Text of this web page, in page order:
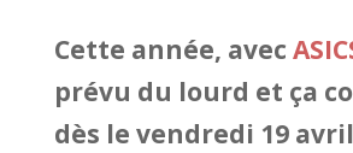
Cette année, avec
prévu du lourd et ça
dès le vendredi 19